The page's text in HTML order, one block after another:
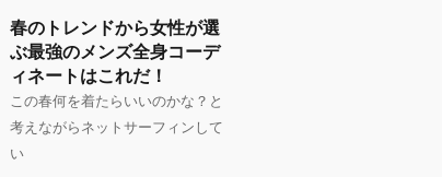
春のトレンドから女性が選
ぶ最強のメンズ全身コーデ
ィネートはこれだ！
この春何を着たらいいのかな？と
考えながらネットサーフィンして
い